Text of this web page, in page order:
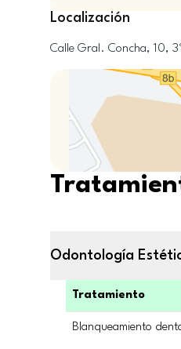
Localización
Calle Gral. Concha, 10,
Odontología
Tratamiento
Blanqueamiento